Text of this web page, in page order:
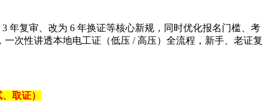
年复审、改为 6 年换证等核心新规，同时优化报名门槛、考
次性讲透本地电工证（低压 / 高压）全流程，新手、老证复
取证）